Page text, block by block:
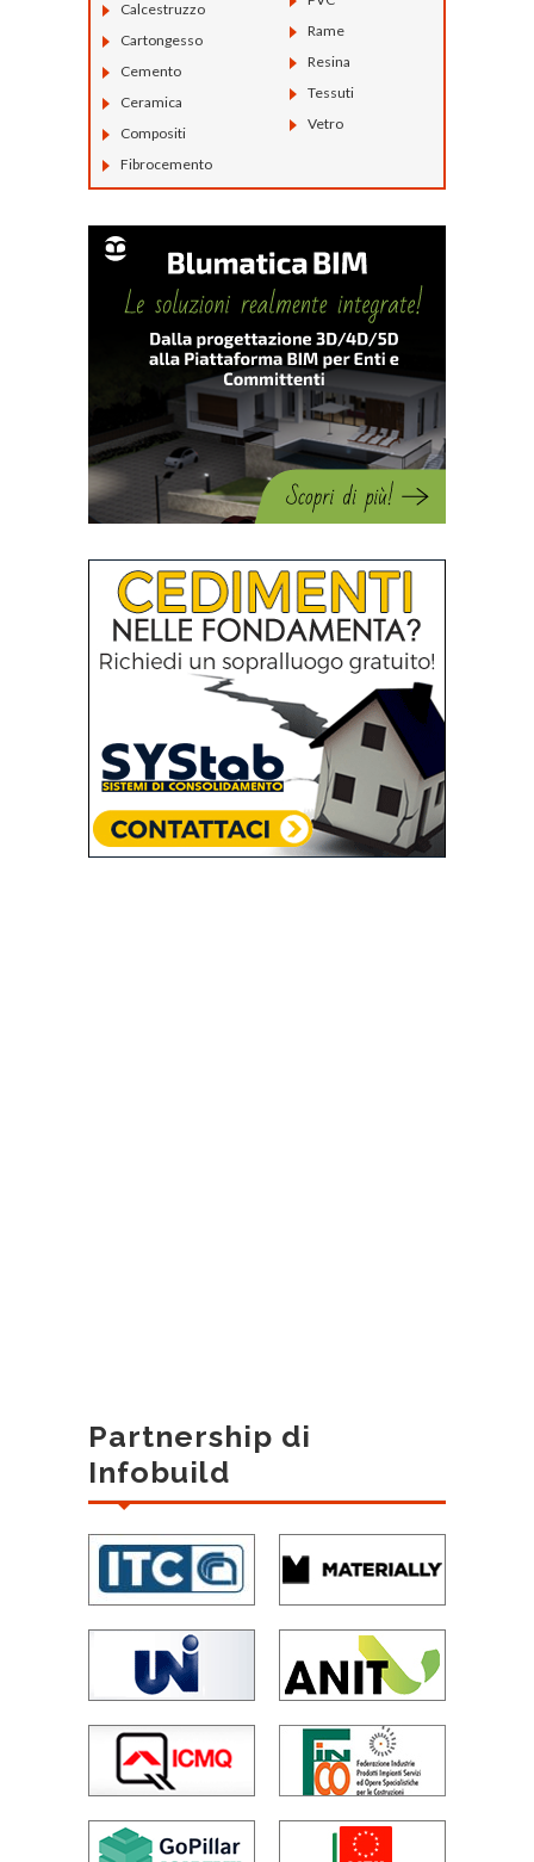
Calcestruzzo
Cartongesso
Cemento
Ceramica
Compositi
Fibrocemento
Rame
Resina
Tessuti
Vetro
Partnership di
Infobuild